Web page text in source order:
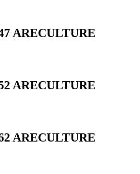
ARECULTURE
ARECULTURE
ARECULTURE